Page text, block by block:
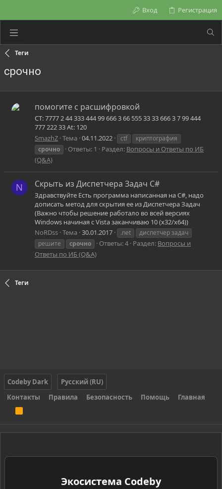
Вход Регистрация
Теги
срочно
помогите с расшифровкой
CT: 7777 2 44 333 444 99 666 3 66 555 33 33 666 3 7 99 444
777 222 33 At: 120
SmazhZ Тема 04.11.2022 ctf
криптография
срочно
Ответы: 1 Раздел: Вопросы и Ответы по ИБ
(Q&A)
N Скрыть из Диспетчера Задач C#
Здравствуйте Есть программа написанная на C#, надо
дописать метод для скрытия ее из Диспетчера Задач
(Важно чтобы решение работало во всей версиях
Windows начиная с Vista заканчиваю 10 (x32/x64))
NoRDss Тема 30.01.2017 .net
диспетчер задач
решите
срочно Ответы: 4 Раздел: Вопросы и
Ответы по ИБ (Q&A)
Теги
Codeby Dark
Русский (RU)
Контакты
Правила Безопасность Помощь Главная
S
Экосистема Codeby